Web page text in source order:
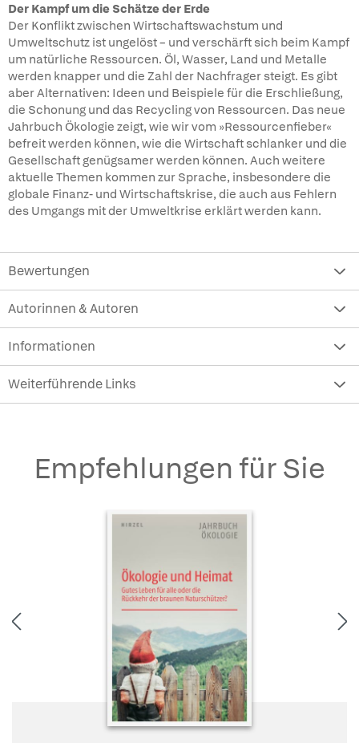
Der Kampf um die Schätze der Erde
Der Konflikt zwischen Wirtschaftswachstum und
Umweltschutz ist ungelöst – und verschärft sich beim Kampf
um natürliche Ressourcen. Öl, Wasser, Land und Metalle
werden knapper und die Zahl der Nachfrager steigt. Es gibt
aber Alternativen: Ideen und Beispiele für die Erschließung,
die Schonung und das Recycling von Ressourcen. Das neue
Jahrbuch Ökologie zeigt, wie wir vom »Ressourcenfieber«
befreit werden können, wie die Wirtschaft schlanker und die
Gesellschaft genügsamer werden können. Auch weitere
aktuelle Themen kommen zur Sprache, insbesondere die
globale Finanz- und Wirtschaftskrise, die auch aus Fehlern
des Umgangs mit der Umweltkrise erklärt werden kann.
Bewertungen
Autorinnen & Autoren
Informationen
Weiterführende Links
Empfehlungen für Sie